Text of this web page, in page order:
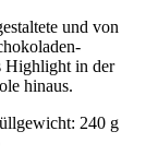
und von
Highlight in der
hinaus.
240 g